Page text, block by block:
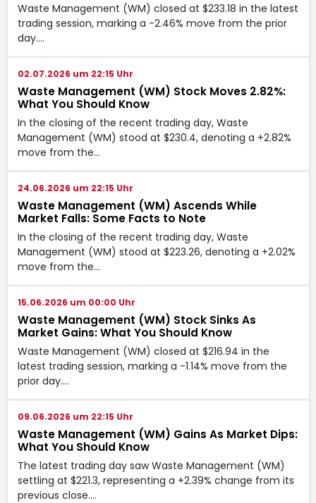
Waste Management (WM) closed at $233.18 in the latest
trading session, marking a -2.46% move from the prior
day.…
02.07.2026 um 22:15 Uhr
Waste Management (WM) Stock Moves 2.82%:
What You Should Know
In the closing of the recent trading day, Waste
Management (WM) stood at $230.4, denoting a +2.82%
move from the…
24.06.2026 um 22:15 Uhr
Waste Management (WM) Ascends While
Market Falls: Some Facts to Note
In the closing of the recent trading day, Waste
Management (WM) stood at $223.26, denoting a +2.02%
move from the…
15.06.2026 um 00:00 Uhr
Waste Management (WM) Stock Sinks As
Market Gains: What You Should Know
Waste Management (WM) closed at $216.94 in the
latest trading session, marking a -1.14% move from the
prior day.…
09.06.2026 um 22:15 Uhr
Waste Management (WM) Gains As Market Dips:
What You Should Know
The latest trading day saw Waste Management (WM)
settling at $221.3, representing a +2.39% change from its
previous close.…